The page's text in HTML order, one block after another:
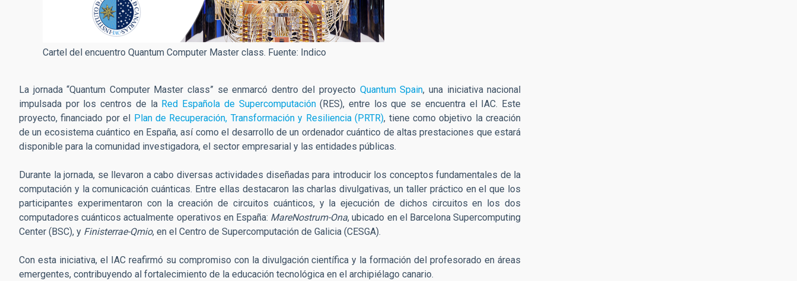
Cartel del encuentro Quantum Computer Master class. Fuente: Indico
La jornada “Quantum Computer Master class” se enmarcó dentro del proyecto Quantum Spain, una iniciativa nacional
impulsada por los centros de la Red Española de Supercomputación(RES), entre los que se encuentra el IAC. Este
proyecto, financiado por el
Plan de Recuperación, Transformación y Resiliencia (PRTR), tiene como objetivo la creación
de un ecosistema cuántico en España, así como el desarrollo de un ordenador cuántico de altas prestaciones que estará
disponible para la comunidad investigadora, el sector empresarial y las entidades públicas.
Durante la jornada, se llevaron a cabo diversas actividades diseñadas para introducir los conceptos fundamentales de la
computación y la comunicación cuánticas. Entre ellas destacaron las charlas divulgativas, un taller práctico en el que los
participantes experimentaron con la creación de circuitos cuánticos, y la ejecución de dichos circuitos en los dos
computadores cuánticos actualmente operativos en España: MareNostrum-Ona, ubicado en el Barcelona Supercomputing
Center (BSC), y Finisterrae-Qmio, en el Centro de Supercomputación de Galicia (CESGA).
Con esta iniciativa, el IAC reafirmó su compromiso con la divulgación científica y la formación del profesorado en áreas
emergentes, contribuyendo al fortalecimiento de la educación tecnológica en el archipiélago canario.